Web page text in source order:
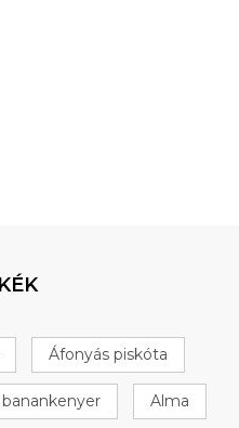
Áfonyás piskóta
banankenyer Alma